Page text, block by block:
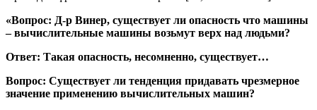
«Вопрос: Д-р Винер, существует ли опасность что машины
– вычислительные машины возьмут верх над людьми?
Ответ: Такая опасность, несомненно, существует…
Вопрос: Существует ли тенденция придавать чрезмерное
значение применению вычислительных машин?